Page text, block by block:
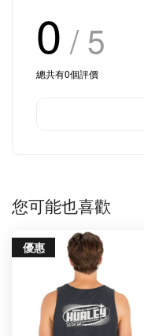
0 / 5
總共有0個評價
您可能也喜歡
優惠